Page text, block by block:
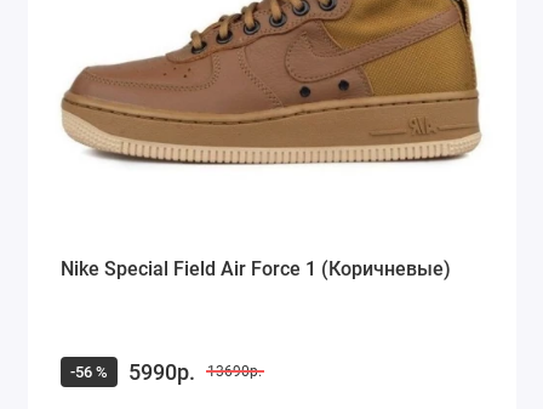
Nike Special Field Air Force 1 (Коричневые)
-56 % 5990р. 13690р.